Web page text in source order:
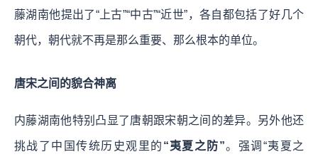
藤湖南他提出了“上古”“中古”“近世”，各自都包括了好几个
朝代，朝代就不再是那么重要、那么根本的单位。
唐宋之间的貌合神离
内藤湖南他特别凸显了唐朝跟宋朝之间的差异。另外他还
挑战了中国传统历史观里的 “夷夏之防”。强调“夷夏之